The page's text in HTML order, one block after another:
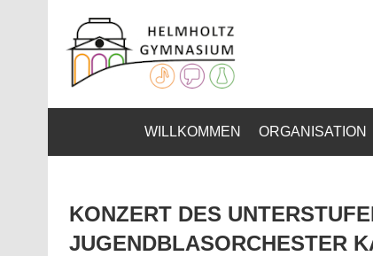
WILLKOMMEN ORGANISATION
KONZERT DES
JUGENDBLASORCHESTER